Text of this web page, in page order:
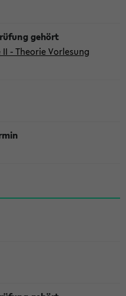
- Theorie Vorlesung